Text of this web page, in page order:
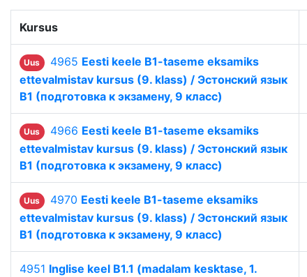
Kursus
Uus 4965 Eesti keele B1-taseme eksamiks
ettevalmistav kursus (9. klass) / Эстонский язык
B1 (подготовка к экзамену, 9 класс)
Uus 4966 Eesti keele B1-taseme eksamiks
ettevalmistav kursus (9. klass) / Эстонский язык
B1 (подготовка к экзамену, 9 класс)
Uus 4970 Eesti keele B1-taseme eksamiks
ettevalmistav kursus (9. klass) / Эстонский язык
B1 (подготовка к экзамену, 9 класс)
4951 Inglise keel B1.1 (madalam kesktase, 1.